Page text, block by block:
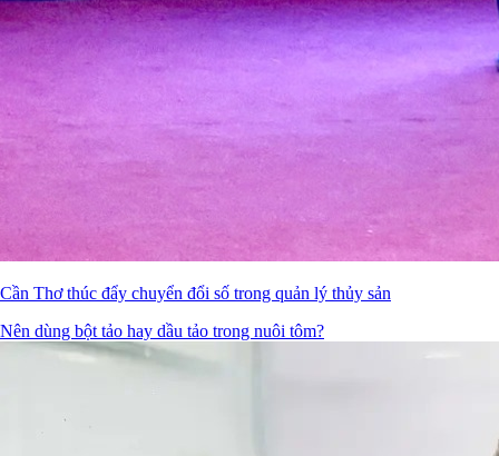
Cần Thơ thúc đẩy chuyển đổi số trong quản lý thủy sản
Nên dùng bột tảo hay dầu tảo trong nuôi tôm?